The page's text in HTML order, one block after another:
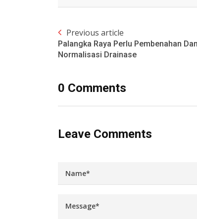
Previous article
Palangka Raya Perlu Pembenahan Dan
Normalisasi Drainase
0 Comments
Leave Comments